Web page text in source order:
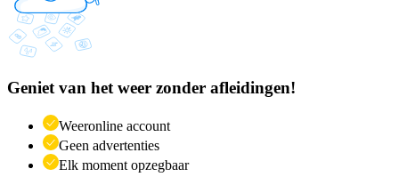
Geniet van het weer zonder afleidingen!
Weeronline account
Geen advertenties
Elk moment opzegbaar